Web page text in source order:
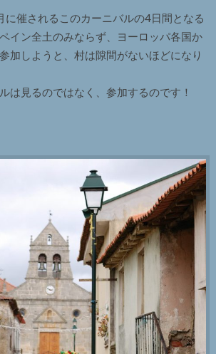
に催されるこのカーニバルの4日間となる
イン全土のみならず、ヨーロッパ各国か
加しようと、村は隙間がないほどになり
は見るのではなく、参加するのです！